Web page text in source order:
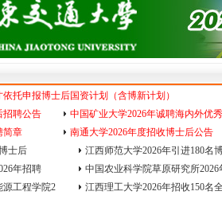
托申报博士后国资计划（含博新计划）
招聘公告
中国矿业大学2026年诚聘海内外优
简章
南通大学2026年度招收博士后公告
士后
江西师范大学2026年引进180名
年招聘
中国农业科学院草原研究所2026
源工程学院2
江西理工大学2026年招收150名